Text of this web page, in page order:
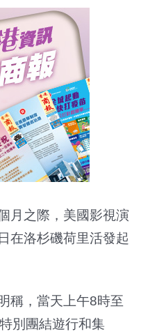
月之際，美國影視演
在洛杉磯荷里活發起
稱，當天上午8時至
別團結遊行和集